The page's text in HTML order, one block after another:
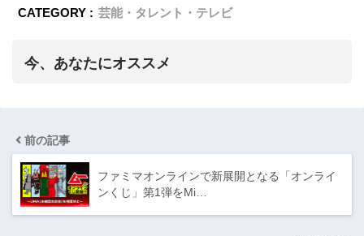
CATEGORY : 芸能・タレント・テレビ
今、あなたにオススメ
前の記事
ファミマオンラインで新展開となる「オンライ
ンくじ」第1弾をMi…